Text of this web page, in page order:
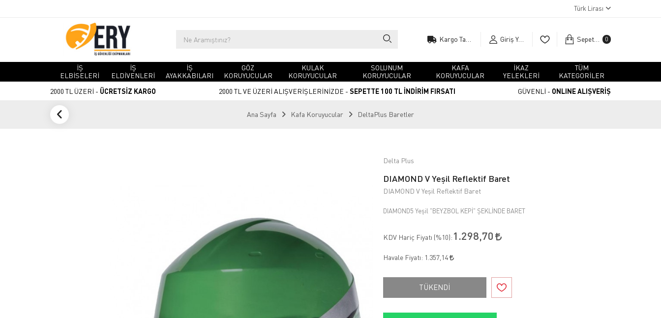
Türk Lirası
Giriş Yap Sepetim 0
İŞ
ELBİSELERİ
İŞ
ELDİVENLERİ
İŞ
AYAKKABILARI
GÖZ
KORUYUCULAR
KULAK
KORUYUCULAR
SOLUNUM
KORUYUCULAR
KAFA
KORUYUCULAR
İKAZ
YELEKLERİ
TÜM
KATEGORİLER
2000 TL ÜZERİ - ÜCRETSİZ KARGO 2000 TL VE ÜZERİ ALIŞVERİŞLERİNİZDE - SEPETTE 100 TL İNDİRİM FIRSATI GÜVENLİ - ONLINE ALIŞVERİŞ
Ana Sayfa Kafa Koruyucular DeltaPlus Baretler
Delta Plus
DIAMOND V Yeşil Reflektif Baret
DIAMOND V Yeşil Reflektif Baret
DIAMOND5 Yeşil "BEYZBOL KEPİ" ŞEKLİNDE BARET
KDV Hariç Fiyatı (%10): 1.298,70
Havale Fiyatı: 1.357,14
TÜKENDİ